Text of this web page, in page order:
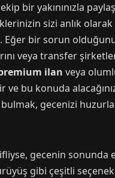
bir yakınınızla
sizi anlık
bir sorun
veya transfer
ilan veya
bu konuda
gecenizi huzurla
gecenin
gibi çeşitli